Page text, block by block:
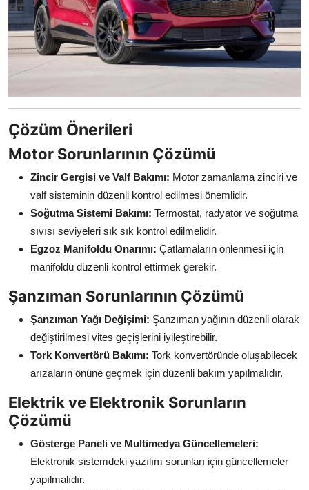
Çözüm Önerileri
Motor Sorunlarının Çözümü
Zincir Gergisi ve Valf Bakımı: Motor zamanlama zinciri ve
valf sisteminin düzenli kontrol edilmesi önemlidir.
Soğutma Sistemi Bakımı: Termostat, radyatör ve soğutma
sıvısı seviyeleri sık sık kontrol edilmelidir.
Egzoz Manifoldu Onarımı: Çatlamaların önlenmesi için
manifoldu düzenli kontrol ettirmek gerekir.
Şanzıman Sorunlarının Çözümü
Şanzıman Yağı Değişimi: Şanzıman yağının düzenli olarak
değiştirilmesi vites geçişlerini iyileştirebilir.
Tork Konvertörü Bakımı: Tork konvertöründe oluşabilecek
arızaların önüne geçmek için düzenli bakım yapılmalıdır.
Elektrik ve Elektronik Sorunların
Çözümü
Gösterge Paneli ve Multimedya Güncellemeleri:
Elektronik sistemdeki yazılım sorunları için güncellemeler
yapılmalıdır.